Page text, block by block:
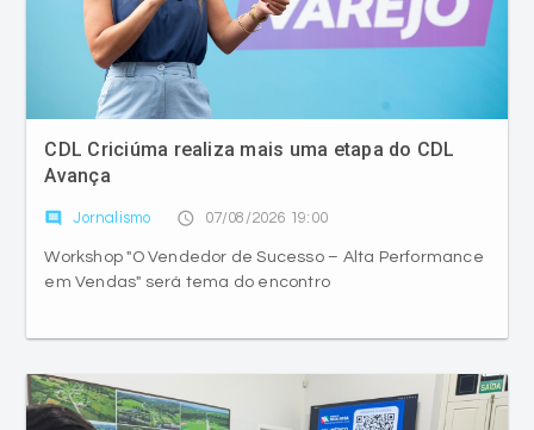
CDL Criciúma realiza mais uma etapa do CDL
Avança
comment Jornalismo access_time 07/08/2026 19:00
Workshop "O Vendedor de Sucesso – Alta Performance
em Vendas" será tema do encontro